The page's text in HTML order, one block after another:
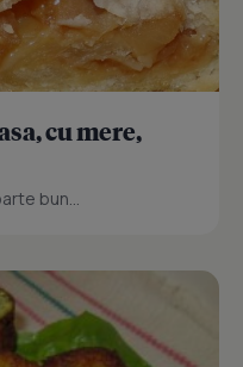
cu mere,
bun...